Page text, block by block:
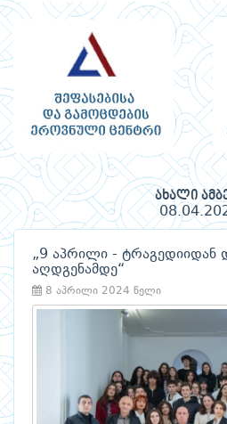
ახალი
„9 აპრილი - ტრაგედიიდან
აღდგენამდე“
8 აპრილი 2024 წელი